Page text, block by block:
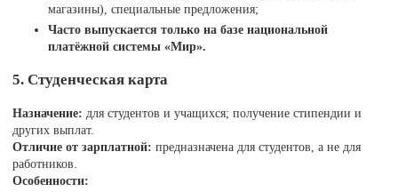
магазины), специальные предложения;
Часто выпускается только на базе национальной
платёжной системы «Мир».
5. Студенческая карта
Назначение: для студентов и учащихся; получение стипендии и
других выплат.
Отличие от зарплатной: предназначена для студентов, а не для
работников.
Особенности: